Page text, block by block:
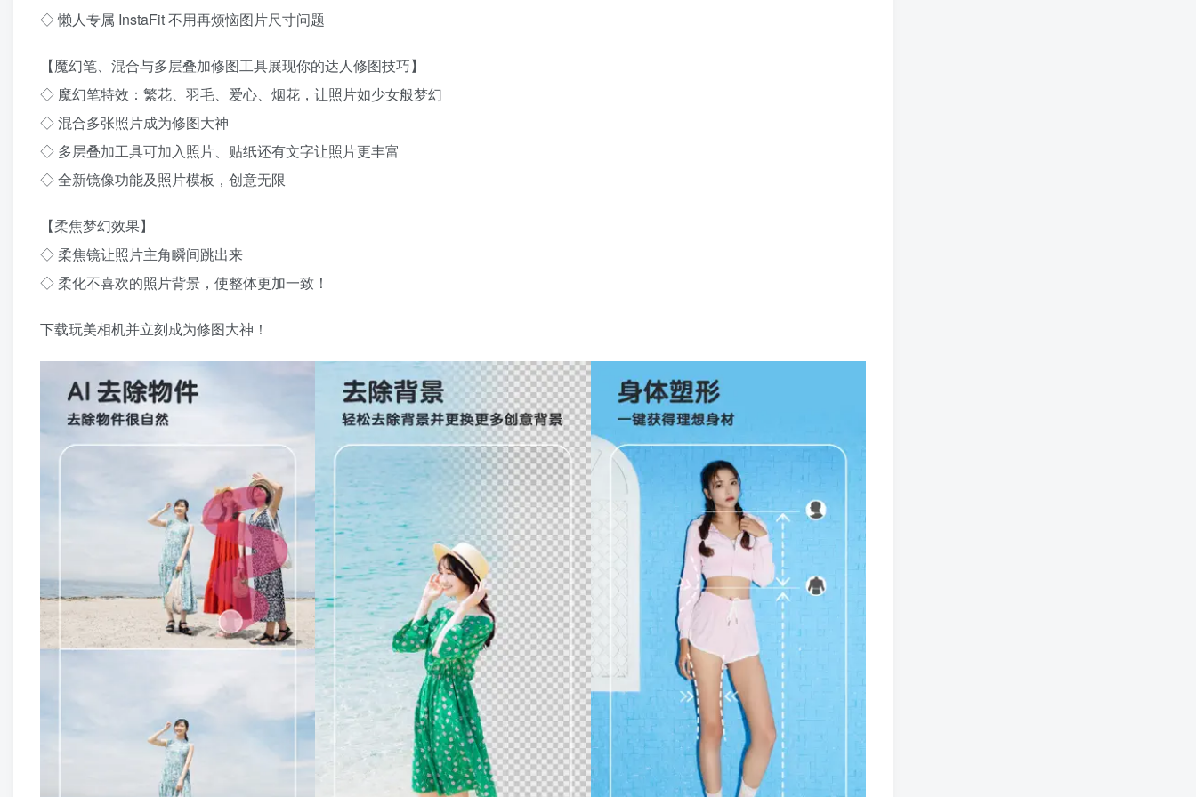
◇ 懒人专属 InstaFit 不用再烦恼图片尺寸问题
【魔幻笔、混合与多层叠加修图工具展现你的达人修图技巧】
◇ 魔幻笔特效：繁花、羽毛、爱心、烟花，让照片如少女般梦幻
◇ 混合多张照片成为修图大神
◇ 多层叠加工具可加入照片、贴纸还有文字让照片更丰富
◇ 全新镜像功能及照片模板，创意无限
【柔焦梦幻效果】
◇ 柔焦镜让照片主角瞬间跳出来
◇ 柔化不喜欢的照片背景，使整体更加一致！
下载玩美相机并立刻成为修图大神！